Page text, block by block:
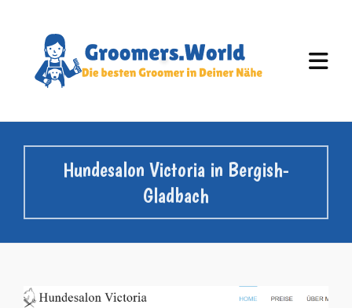
Hundesalon Victoria in Bergish-
Gladbach